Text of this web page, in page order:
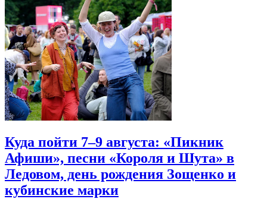
Куда пойти 7–9 августа: «Пикник
Афиши», песни «Короля и Шута» в
Ледовом, день рождения Зощенко и
кубинские марки